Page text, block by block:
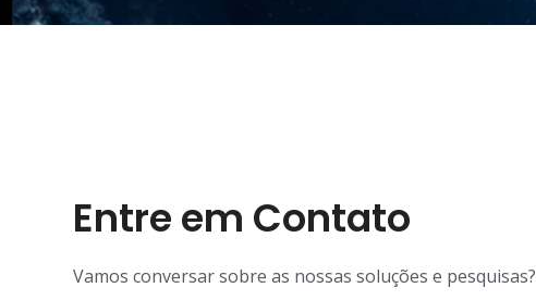
Entre em Contato
Vamos conversar sobre as nossas soluções e pesquisas?